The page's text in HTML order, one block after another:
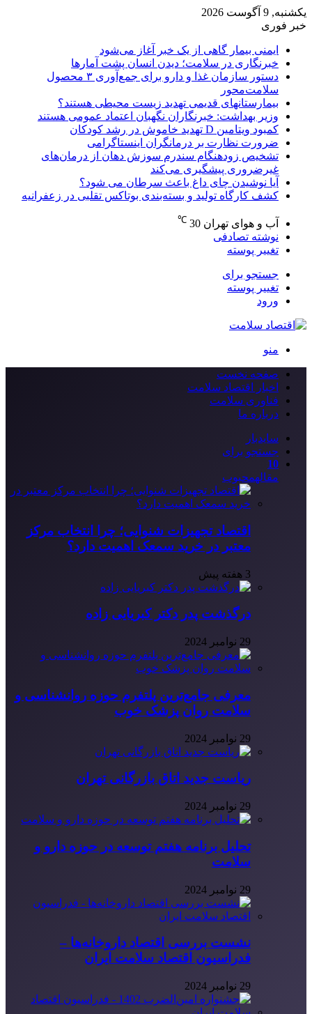
یکشنبه, 9 آگوست 2026
خبر فوری
ایمنی بیمار گاهی از یک خبر آغاز می‌شود
خبرنگاری در سلامت؛ دیدن انسان پشت آمارها
دستور سازمان غذا و دارو برای جمع‌آوری ۳ محصول
سلامت‌محور
بیمارستانهای قدیمی تهدید زیست محیطی هستند؟
وزیر بهداشت: خبرنگاران نگهبان اعتماد عمومی هستند
کمبود ویتامین D تهدید خاموش در رشد کودکان
ضرورت نظارت بر درمانگران اینستاگرامی
تشخیص زودهنگام سندرم سوزش دهان از درمان‌های
غیرضروری پیشگیری می‌کند
آیا نوشیدن چای داغ باعث سرطان می شود؟
کشف کارگاه تولید و بسته‌بندی بوتاکس تقلبی در زعفرانیه
آب و هوای تهران 30
℃
نوشته تصادفی
تغییر پوسته
جستجو برای
تغییر پوسته
ورود
منو
صفحه نخست
اخبار اقتصاد سلامت
فناوری سلامت
درباره ما
سایدبار
جستجو برای
10
مقالهمحبوب
اقتصاد تجهیزات شنوایی؛ چرا انتخاب مرکز
معتبر در خرید سمعک اهمیت دارد؟
3 هفته پیش
درگذشت پدر دکتر کبریایی زاده
29 نوامبر 2024
معرفی جامع‌ترین پلتفرم حوزه روانشناسی و
سلامت روان پزشک خوب
29 نوامبر 2024
ریاست جدید اتاق بازرگانی تهران
29 نوامبر 2024
تحلیل برنامه هفتم توسعه در حوزه دارو و
سلامت
29 نوامبر 2024
نشست بررسی اقتصاد داروخانه‌ها –
فدراسیون اقتصاد سلامت ایران
29 نوامبر 2024